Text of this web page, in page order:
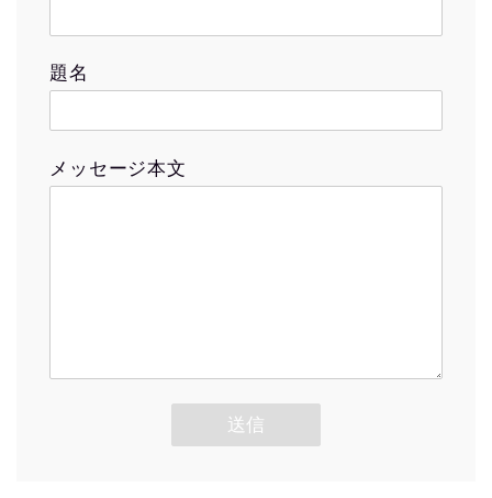
題名
メッセージ本文